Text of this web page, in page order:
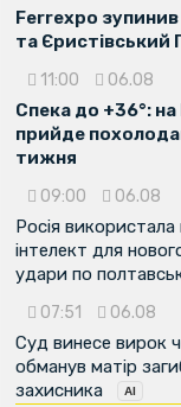
Ferrexpo
та Єристівський
11:00 06.08
Спека до +36°:
прийде
тижня
09:00 06.08
Росія
інтелект для
удари по
07:51 06.08
Суд винесе вирок
обманув матір
захисника